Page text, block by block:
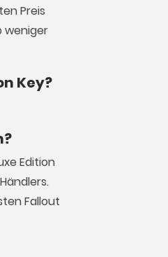
Preis
weniger
Key?
Edition
Fallout